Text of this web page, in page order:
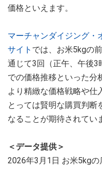
価格といえます。
マーチャンダイジング・
サイト では、お米5kgの
通じて3回（正午、午後3
での価格推移といった分
より精緻な価格戦略や仕
とっては賢明な購買判断
なることが期待されてい
＜データ提供＞
2026年3月1日 お米5kg